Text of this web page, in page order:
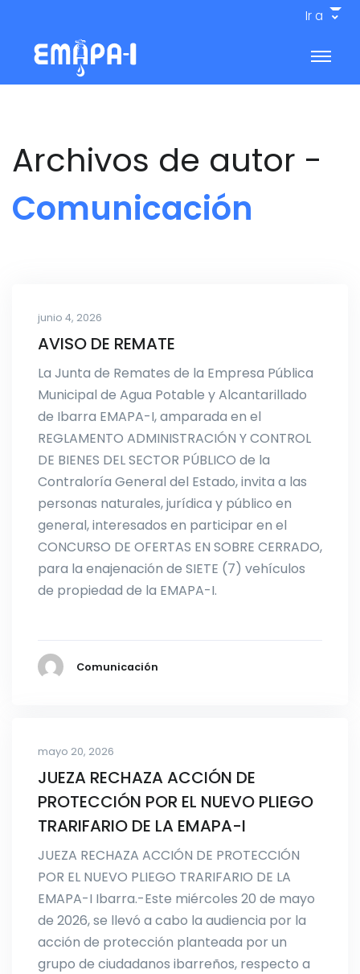
Ir a
Archivos de autor -
Comunicación
junio 4, 2026
AVISO DE REMATE
La Junta de Remates de la Empresa Pública
Municipal de Agua Potable y Alcantarillado
de Ibarra EMAPA-I, amparada en el
REGLAMENTO ADMINISTRACIÓN Y CONTROL
DE BIENES DEL SECTOR PÚBLICO de la
Contraloría General del Estado, invita a las
personas naturales, jurídica y público en
general, interesados en participar en el
CONCURSO DE OFERTAS EN SOBRE CERRADO,
para la enajenación de SIETE (7) vehículos
de propiedad de la EMAPA-I.
Comunicación
mayo 20, 2026
JUEZA RECHAZA ACCIÓN DE
PROTECCIÓN POR EL NUEVO PLIEGO
TRARIFARIO DE LA EMAPA-I
JUEZA RECHAZA ACCIÓN DE PROTECCIÓN
POR EL NUEVO PLIEGO TRARIFARIO DE LA
EMAPA-I Ibarra.-Este miércoles 20 de mayo
de 2026, se llevó a cabo la audiencia por la
acción de protección planteada por un
grupo de ciudadanos ibarreños, respecto a